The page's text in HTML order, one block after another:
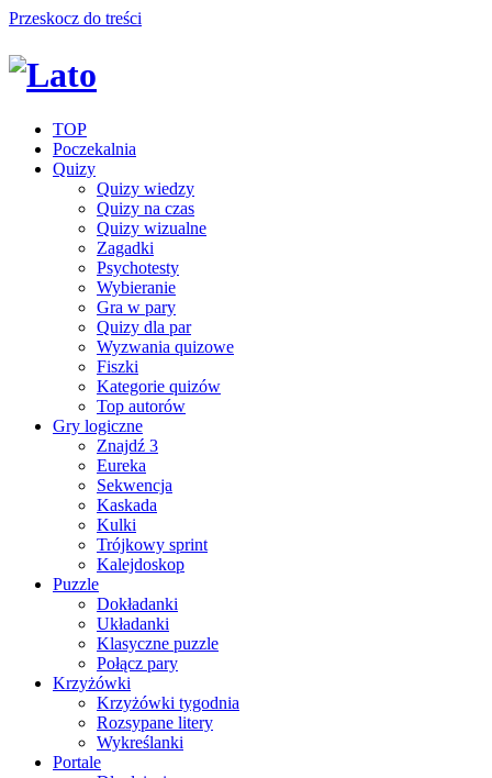
Przeskocz do treści
TOP
Poczekalnia
Quizy
Quizy wiedzy
Quizy na czas
Quizy wizualne
Zagadki
Psychotesty
Wybieranie
Gra w pary
Quizy dla par
Wyzwania quizowe
Fiszki
Kategorie quizów
Top autorów
Gry logiczne
Znajdź 3
Eureka
Sekwencja
Kaskada
Kulki
Trójkowy sprint
Kalejdoskop
Puzzle
Dokładanki
Układanki
Klasyczne puzzle
Połącz pary
Krzyżówki
Krzyżówki tygodnia
Rozsypane litery
Wykreślanki
Portale